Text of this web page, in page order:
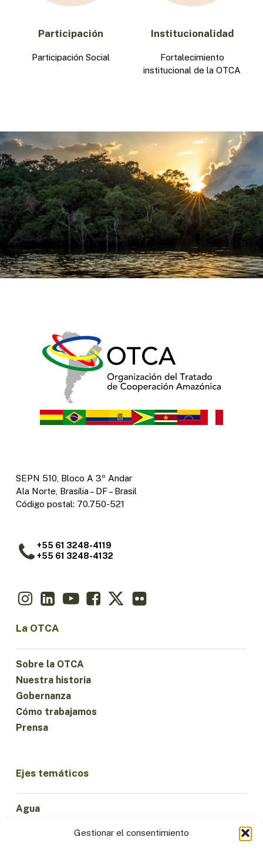
Gestionar el consentimiento
Participación
Participación Social
Institucionalidad
Fortalecimiento
institucional de la OTCA
SEPN 510, Bloco A 3º Andar
Ala Norte, Brasília – DF – Brasil
Código postal: 70.750-521
+55 61 3248-4119
+55 61 3248-4132
La OTCA
Sobre la OTCA
Nuestra historia
Gobernanza
Cómo trabajamos
Prensa
Ejes temáticos
Agua